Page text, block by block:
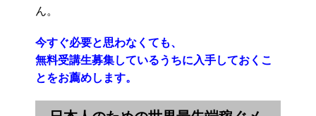
ん。
今すぐ必要と思わなくても、
無料受講生募集しているうちに入手しておくこ
とをお薦めします。